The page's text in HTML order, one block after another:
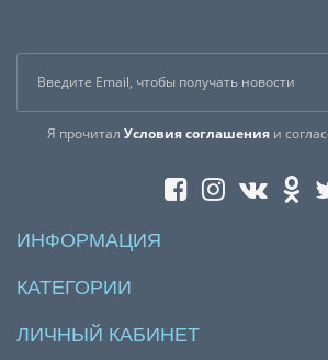
Я прочитал Условия соглашенияи
ИНФОРМАЦИЯ
КАТЕГОРИИ
ЛИЧНЫЙ КАБИНЕТ